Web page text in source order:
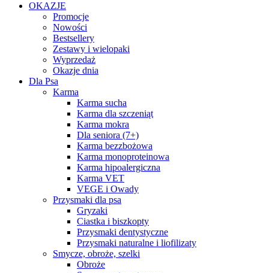
OKAZJE
Promocje
Nowości
Bestsellery
Zestawy i wielopaki
Wyprzedaż
Okazje dnia
Dla Psa
Karma
Karma sucha
Karma dla szczeniąt
Karma mokra
Dla seniora (7+)
Karma bezzbożowa
Karma monoproteinowa
Karma hipoalergiczna
Karma VET
VEGE i Owady
Przysmaki dla psa
Gryzaki
Ciastka i biszkopty
Przysmaki dentystyczne
Przysmaki naturalne i liofilizaty
Smycze, obroże, szelki
Obroże